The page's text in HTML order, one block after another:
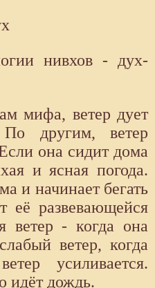
нивхов - дух-
мифа, ветер дует
другим, ветер
она сидит дома
и ясная погода.
и начинает бегать
её развевающейся
ветер - когда она
ветер, когда
усиливается.
идёт дождь.